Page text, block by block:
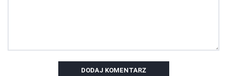
DODAJ KOMENTARZ